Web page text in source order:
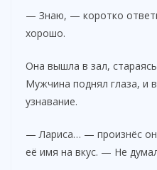
— Знаю, — коротко
хорошо.
Она вышла в зал,
Мужчина поднял глаза, и
узнавание.
— Лариса… — произнёс
её имя на вкус. — Не